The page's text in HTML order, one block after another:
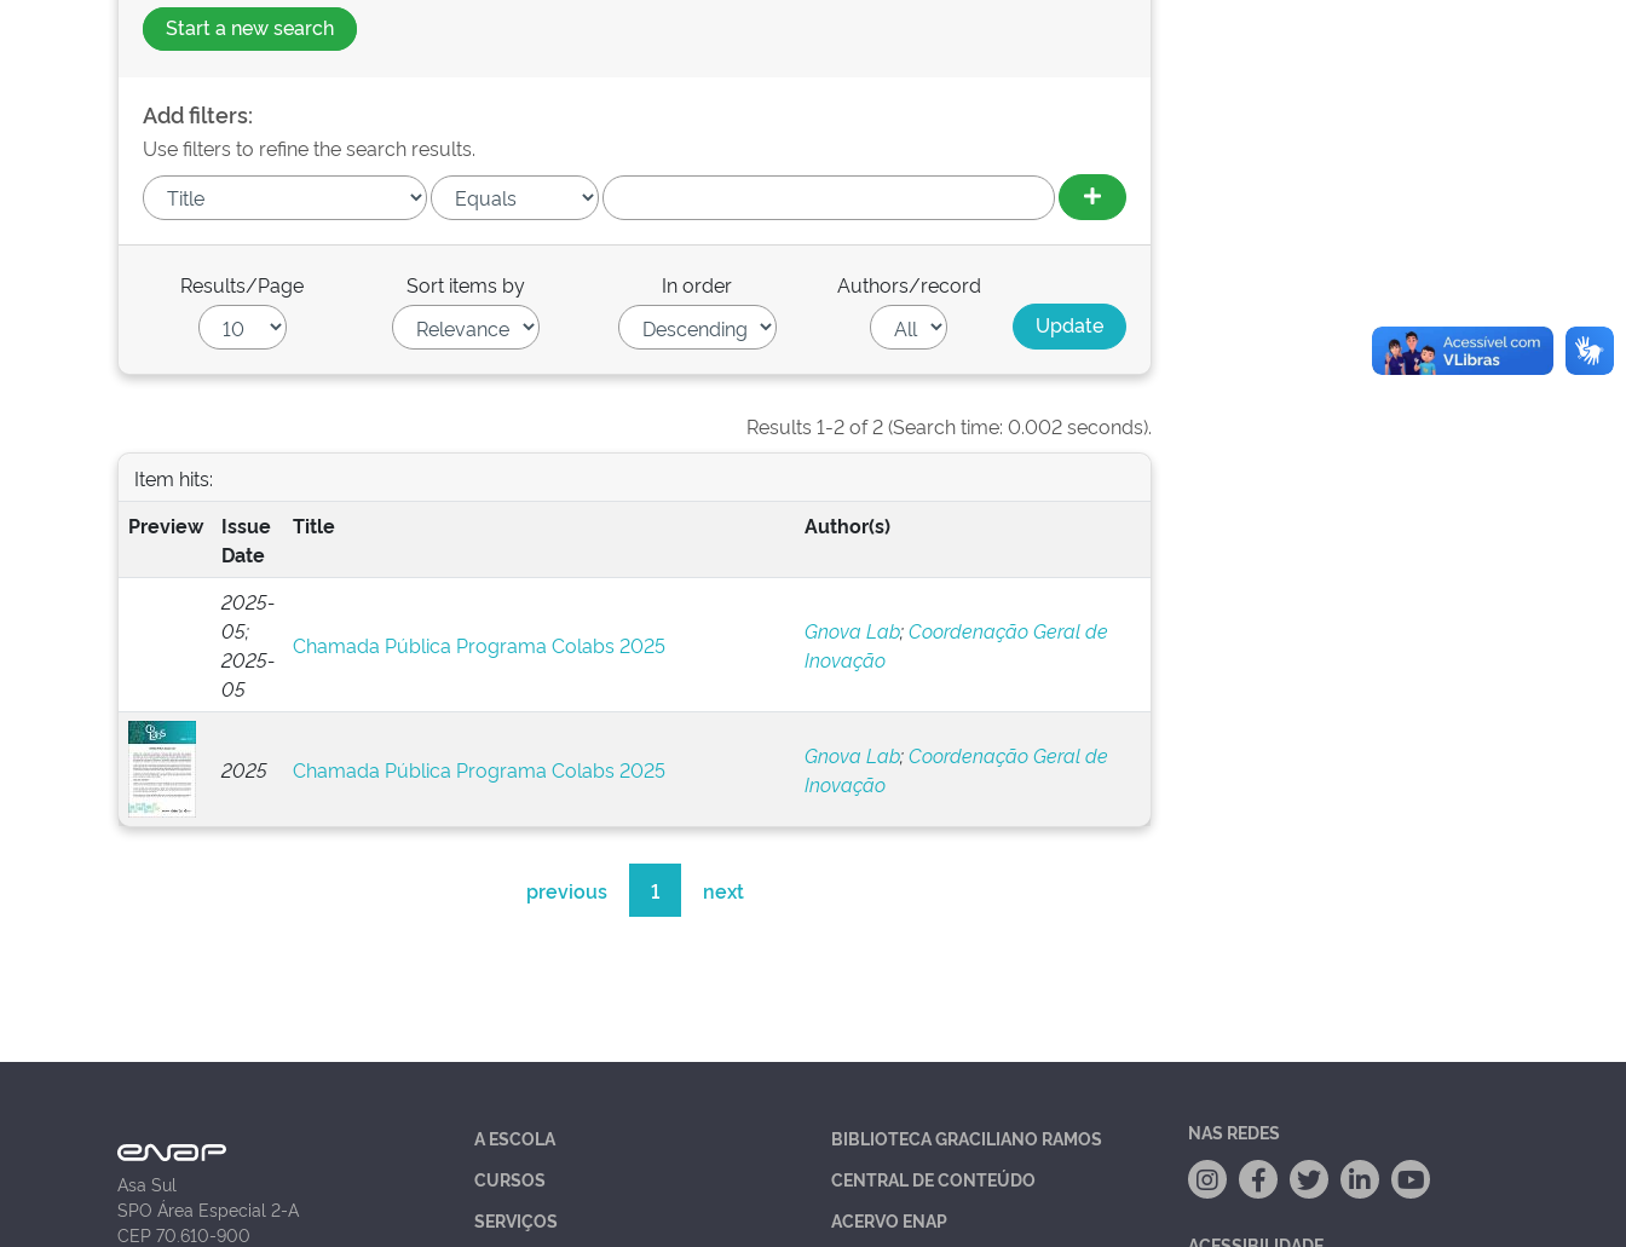
Start a new search
Add filters:
Use filters to refine the search results.
Results/Page Sort items by In order Authors/record
Results 1-2 of 2 (Search time: 0.002 seconds).
Item hits:
Preview
Issue
Date
Title Author(s)
2025-
05;
2025-
05
Chamada Pública Programa Colabs 2025
Gnova Lab;Coordenação Geral de
Inovação
2025 Chamada Pública Programa Colabs 2025
Gnova Lab;Coordenação Geral de
Inovação
previous 1 next
Asa Sul
SPO Área Especial 2-A
CEP 70.610-900
A ESCOLA
CURSOS
SERVIÇOS
BIBLIOTECA GRACILIANO RAMOS
CENTRAL DE CONTEÚDO
ACERVO ENAP
NAS REDES